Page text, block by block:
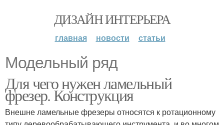
ДИЗАЙН ИНТЕРЬЕРА
главная новости статьи
Модельный ряд
Для чего нужен ламельный
фрезер. Конструкция
Внешне ламельные фрезеры относятся к ротационному